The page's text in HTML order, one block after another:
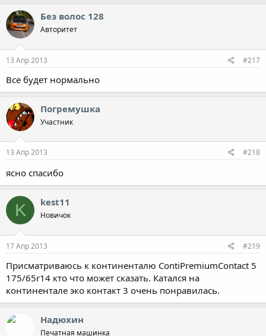
Без волос 128
Авторитет
13 Апр 2013 #217
Все будет нормально
Погремушка
Участник
13 Апр 2013 #218
ясно спасибо
K kest11
Новичок
17 Апр 2013 #219
Присматриваюсь к континенталю ContiPremiumContact 5
175/65r14 кто что может сказать. Катался на
континентале эко контакт 3 очень понравилась.
Надюхин
Печатная машинка